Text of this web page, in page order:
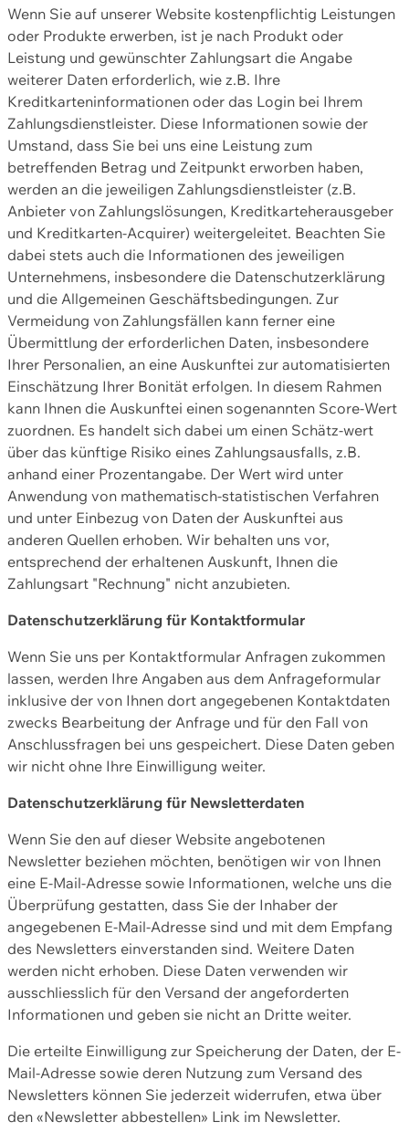
Wenn Sie auf unserer Website kostenpflichtig Leistungen
oder Produkte erwerben, ist je nach Produkt oder
Leistung und gewünschter Zahlungsart die Angabe
weiterer Daten erforderlich, wie z.B. Ihre
Kreditkarteninformationen oder das Login bei Ihrem
Zahlungsdienstleister. Diese Informationen sowie der
Umstand, dass Sie bei uns eine Leistung zum
betreffenden Betrag und Zeitpunkt erworben haben,
werden an die jeweiligen Zahlungsdienstleister (z.B.
Anbieter von Zahlungslösungen, Kreditkarteherausgeber
und Kreditkarten-Acquirer) weitergeleitet. Beachten Sie
dabei stets auch die Informationen des jeweiligen
Unternehmens, insbesondere die Datenschutzerklärung
und die Allgemeinen Geschäftsbedingungen. Zur
Vermeidung von Zahlungsfällen kann ferner eine
Übermittlung der erforderlichen Daten, insbesondere
Ihrer Personalien, an eine Auskunftei zur automatisierten
Einschätzung Ihrer Bonität erfolgen. In diesem Rahmen
kann Ihnen die Auskunftei einen sogenannten Score-Wert
zuordnen. Es handelt sich dabei um einen Schätz-wert
über das künftige Risiko eines Zahlungsausfalls, z.B.
anhand einer Prozentangabe. Der Wert wird unter
Anwendung von mathematisch-statistischen Verfahren
und unter Einbezug von Daten der Auskunftei aus
anderen Quellen erhoben. Wir behalten uns vor,
entsprechend der erhaltenen Auskunft, Ihnen die
Zahlungsart "Rechnung" nicht anzubieten.
Datenschutzerklärung für Kontaktformular
Wenn Sie uns per Kontaktformular Anfragen zukommen
lassen, werden Ihre Angaben aus dem Anfrageformular
inklusive der von Ihnen dort angegebenen Kontaktdaten
zwecks Bearbeitung der Anfrage und für den Fall von
Anschlussfragen bei uns gespeichert. Diese Daten geben
wir nicht ohne Ihre Einwilligung weiter.
Datenschutzerklärung für Newsletterdaten
Wenn Sie den auf dieser Website angebotenen
Newsletter beziehen möchten, benötigen wir von Ihnen
eine E-Mail-Adresse sowie Informationen, welche uns die
Überprüfung gestatten, dass Sie der Inhaber der
angegebenen E-Mail-Adresse sind und mit dem Empfang
des Newsletters einverstanden sind. Weitere Daten
werden nicht erhoben. Diese Daten verwenden wir
ausschliesslich für den Versand der angeforderten
Informationen und geben sie nicht an Dritte weiter.
Die erteilte Einwilligung zur Speicherung der Daten, der E-
Mail-Adresse sowie deren Nutzung zum Versand des
Newsletters können Sie jederzeit widerrufen, etwa über
den «Newsletter abbestellen» Link im Newsletter.